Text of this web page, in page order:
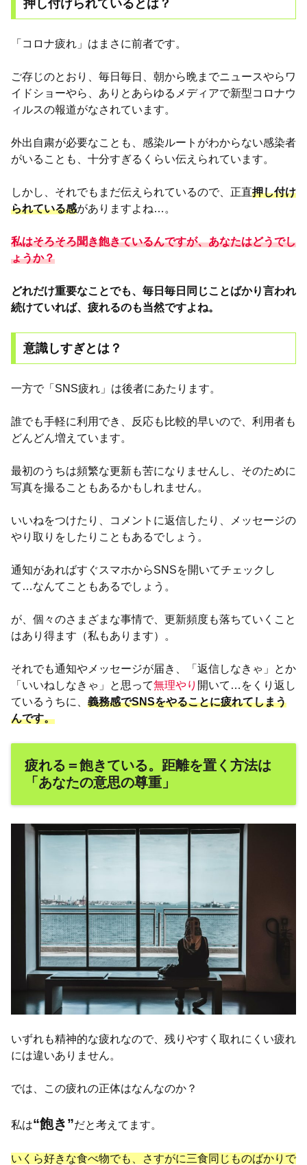
押し付けられているとは？
「コロナ疲れ」はまさに前者です。
ご存じのとおり、毎日毎日、朝から晩までニュースやらワ
イドショーやら、ありとあらゆるメディアで新型コロナウ
ィルスの報道がなされています。
外出自粛が必要なことも、感染ルートがわからない感染者
がいることも、十分すぎるくらい伝えられています。
しかし、それでもまだ伝えられているので、正直押し付け
られている感がありますよね…。
私はそろそろ聞き飽きているんですが、あなたはどうでし
ょうか？
どれだけ重要なことでも、毎日毎日同じことばかり言われ
続けていれば、疲れるのも当然ですよね。
意識しすぎとは？
一方で「SNS疲れ」は後者にあたります。
誰でも手軽に利用でき、反応も比較的早いので、利用者も
どんどん増えています。
最初のうちは頻繁な更新も苦になりませんし、そのために
写真を撮ることもあるかもしれません。
いいねをつけたり、コメントに返信したり、メッセージの
やり取りをしたりこともあるでしょう。
通知があればすぐスマホからSNSを開いてチェックし
て…なんてこともあるでしょう。
が、個々のさまざまな事情で、更新頻度も落ちていくこと
はあり得ます（私もあります）。
それでも通知やメッセージが届き、「返信しなきゃ」とか
「いいねしなきゃ」と思って無理やり 開いて…をくり返し
ているうちに、 義務感でSNSをやることに疲れてしまう
んです。
疲れる＝飽きている。距離を置く方法は
「あなたの意思の尊重」
いずれも精神的な疲れなので、残りやすく取れにくい疲れ
には違いありません。
では、この疲れの正体はなんなのか？
私は“飽き”だと考えてます。
いくら好きな食べ物でも、さすがに三食同じものばかりで